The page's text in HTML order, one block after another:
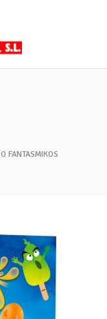
FANTASMIKOS
una
y